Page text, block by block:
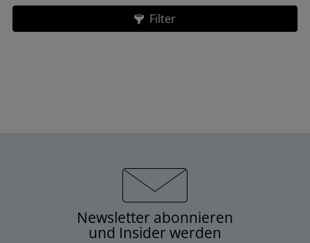
Filter
Newsletter abonnieren
und Insider werden